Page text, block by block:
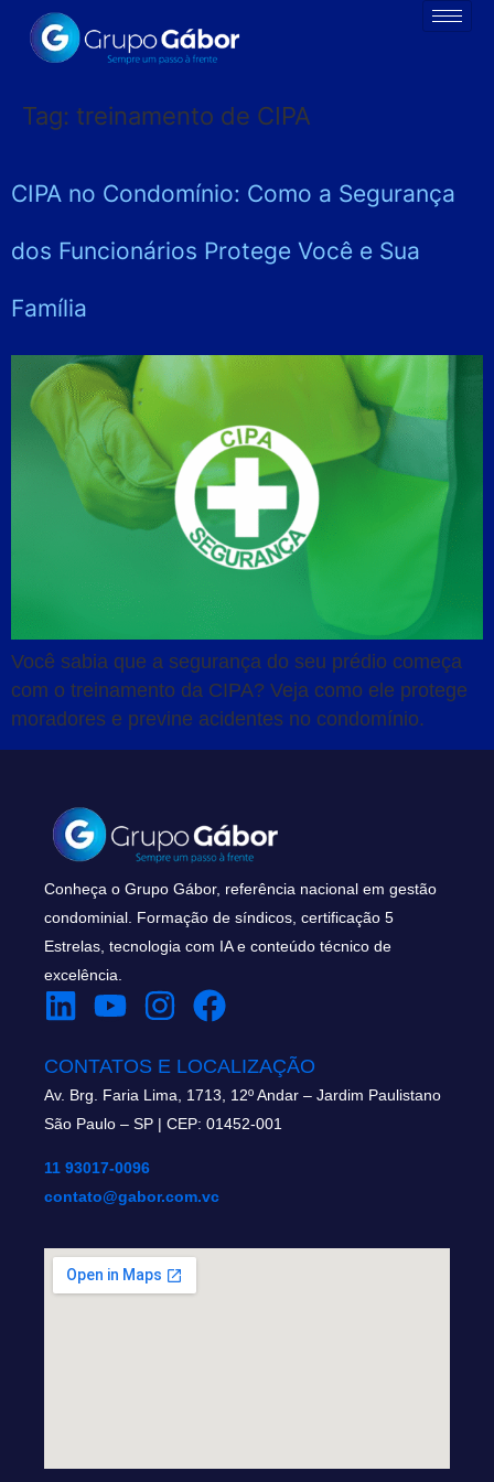
Tag: treinamento de CIPA
CIPA no Condomínio: Como a Segurança
dos Funcionários Protege Você e Sua
Família
Você sabia que a segurança do seu prédio começa
com o treinamento da CIPA? Veja como ele protege
moradores e previne acidentes no condomínio.
Conheça o Grupo Gábor, referência nacional em gestão
condominial. Formação de síndicos, certificação 5
Estrelas, tecnologia com IA e conteúdo técnico de
excelência.
CONTATOS E LOCALIZAÇÃO
Av. Brg. Faria Lima, 1713, 12º Andar – Jardim Paulistano
São Paulo – SP | CEP: 01452-001
11 93017-0096
contato@gabor.com.vc